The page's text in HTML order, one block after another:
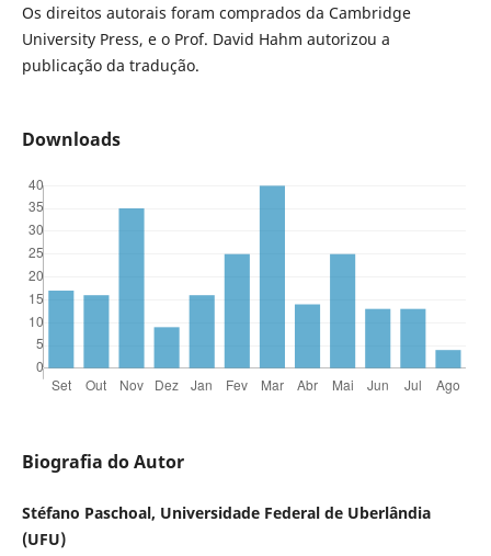
Os direitos autorais foram comprados da Cambridge
University Press, e o Prof. David Hahm autorizou a
publicação da tradução.
Downloads
Biografia do Autor
Stéfano Paschoal, Universidade Federal de Uberlândia
(UFU)